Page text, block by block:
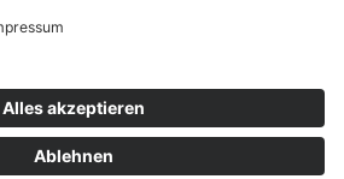
nach oben
Impressum|Datenschutz